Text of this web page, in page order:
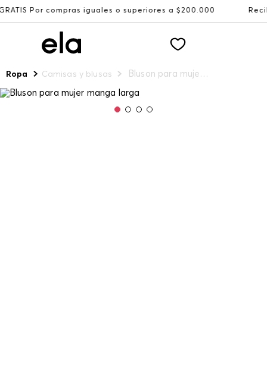
iguales o superiores a $200.000 Recibe: 15%OFF
Ropa Camisas y blusas Bluson para mujer manga larga